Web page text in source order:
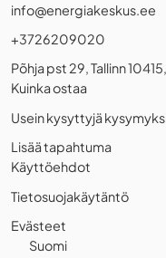
info@energiakeskus.ee
+3726209020
Põhja pst 29, Tallinn
Kuinka ostaa
Usein kysyttyjä
Lisää tapahtuma
Käyttöehdot
Tietosuojakäytäntö
Evästeet
Suomi